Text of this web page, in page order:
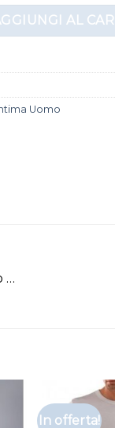
quantitàAL
Uomo
…
In offerta!